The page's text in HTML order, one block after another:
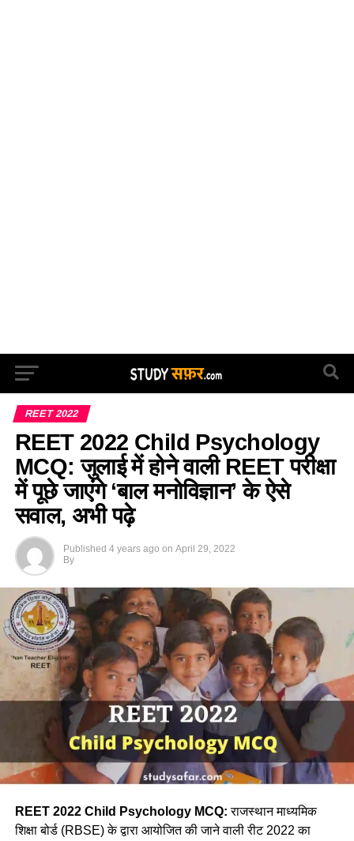
REET 2022
REET 2022 Child Psychology
MCQ: जुलाई में होने वाली REET परीक्षा
में पूछे जाएंगे ‘बाल मनोविज्ञान’ के ऐसे
सवाल, अभी पढ़े
Published 4 years ago on April 29, 2022
By
REET 2022 Child Psychology MCQ: राजस्थान माध्यमिक
शिक्षा बोर्ड (RBSE) के द्वारा आयोजित की जाने वाली रीट 2022 का